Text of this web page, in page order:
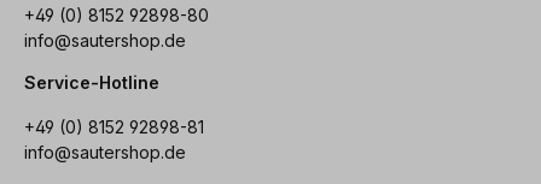
+49 (0) 8152 92898-80
info@sautershop.de
Service-Hotline
+49 (0) 8152 92898-81
info@sautershop.de